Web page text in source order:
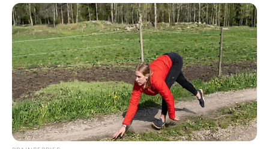
3ème: 2 READLY LAVEC
4ème: 5 L.A.BOKO
5ème: 9 CARL HALBAK
6ème: 1 CARLOFORTE FONT
7ème: 4 GOUROU
Les regrets ou en cas de non-partant: 7 HOLD UP DREAM
et/ou 12 INSTRUCTOR
Tous les Pronostics Spot du jour!